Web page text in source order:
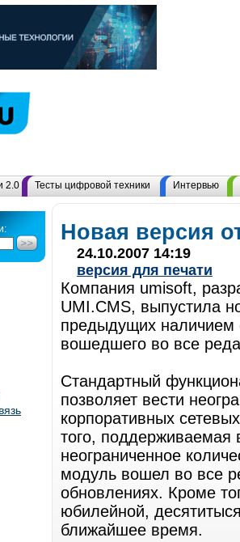
2.0 Тесты цифровой техники Интервью
Новая версия
24.10.2007 14:19
версия для печати
Компания umisoft,
UMI.CMS, выпустила
предыдущих наличием
вошедшего во все
Стандартный
позволяет вести
корпоративных
того, поддерживаемая
неограниченное
модуль вошел во все
обновлениях. Кроме
юбилейной,
ближайшее время.